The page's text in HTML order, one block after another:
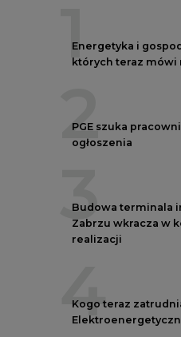
1
Energetyka i
których teraz mówi
2
PGE szuka
ogłoszenia
3
Budowa terminala
Zabrzu wkracza w
realizacji
4
Kogo teraz